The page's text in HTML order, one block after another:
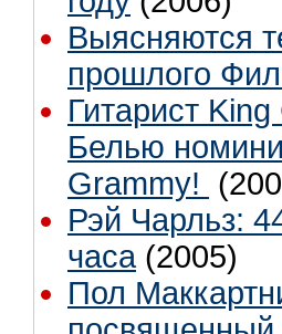
Выясняются
прошлого
Гитарист
Белью
Grammy!
Рэй Чарльз:
часа (2005)
Пол